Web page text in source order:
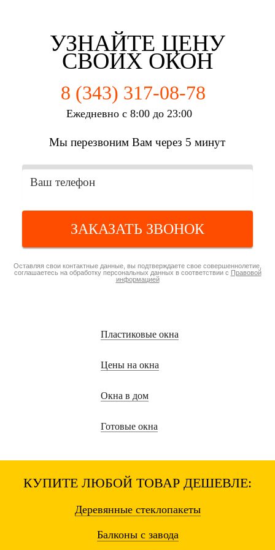
УЗНАЙТЕ ЦЕНУ
СВОИХ ОКОН
8 (343) 317-08-78
Ежедневно с 8:00 до 23:00
Мы перезвоним Вам через 5 минут
ЗАКАЗАТЬ ЗВОНОК
Оставляя свои контактные данные, вы подтверждаете свое совершеннолетие,
соглашаетесь на обработку персональных данных в соответствии с Правовой
информацией
Пластиковые окна
Цены на окна
Окна в дом
Готовые окна
КУПИТЕ ЛЮБОЙ ТОВАР ДЕШЕВЛЕ:
Деревянные стеклопакеты
Балконы с завода